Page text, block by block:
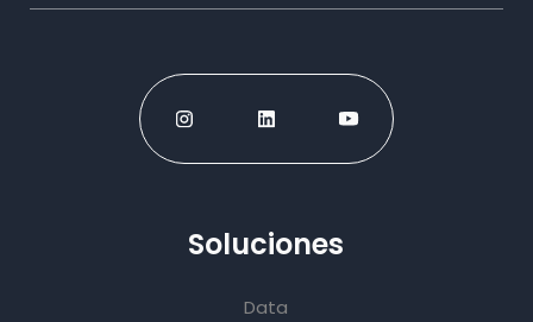
Soluciones
Data